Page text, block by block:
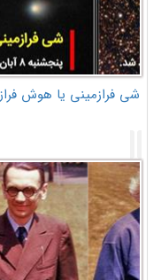
شی فرازمینی یا هوش